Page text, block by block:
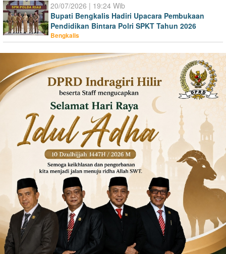
20/07/2026 | 19:24 Wib
Bupati Bengkalis Hadiri Upacara Pembukaan
Pendidikan Bintara Polri SPKT Tahun 2026
Bengkalis